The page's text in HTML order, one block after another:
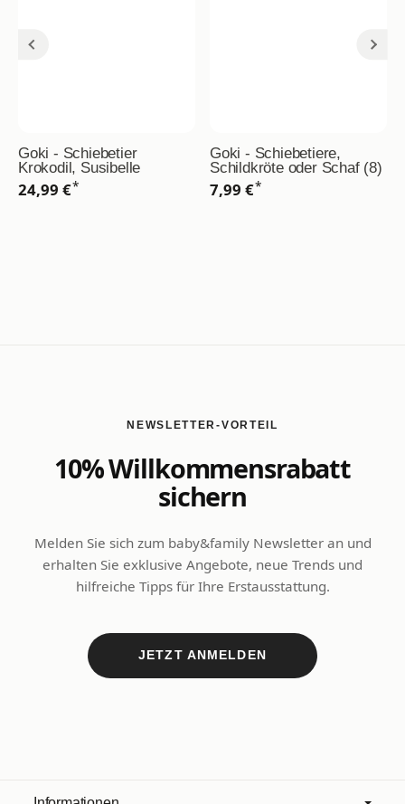
Goki - Schiebetier
Krokodil, Susibelle
24,99 €*
Goki - Schiebetiere,
Schildkröte oder Schaf (8)
7,99 €*
NEWSLETTER-VORTEIL
10% Willkommensrabatt
sichern
Melden Sie sich zum baby&family Newsletter an und
erhalten Sie exklusive Angebote, neue Trends und
hilfreiche Tipps für Ihre Erstausstattung.
JETZT ANMELDEN